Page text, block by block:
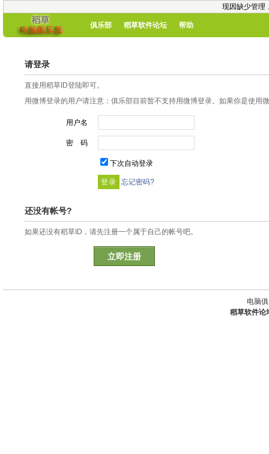
现因缺少管理
俱乐部 稻草软件论坛 帮助
请登录
直接用稻草ID登陆即可。
用微博登录的用户请注意：俱乐部目前暂不支持用微博登录。如果你是使用
用户名
密 码
下次自动登录
忘记密码?
还没有帐号?
如果还没有稻草ID，请先注册一个属于自己的帐号吧。
立即注册
电脑
稻草软件论